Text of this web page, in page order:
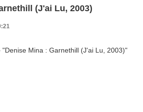
(J'ai Lu, 2003)